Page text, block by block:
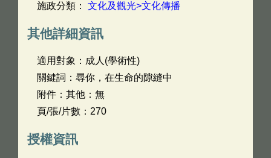
施政分類： 文化及觀光>文化傳播
其他詳細資訊
適用對象：成人(學術性)
關鍵詞：尋你，在生命的隙縫中
附件：其他：無
頁/張/片數：270
授權資訊